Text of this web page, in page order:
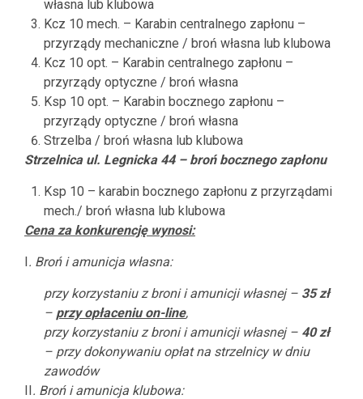
własna lub klubowa
Kcz 10 mech. – Karabin centralnego zapłonu –
przyrządy mechaniczne / broń własna lub klubowa
Kcz 10 opt. – Karabin centralnego zapłonu –
przyrządy optyczne / broń własna
Ksp 10 opt. – Karabin bocznego zapłonu –
przyrządy optyczne / broń własna
Strzelba / broń własna lub klubowa
Strzelnica ul. Legnicka 44 – broń bocznego zapłonu
Ksp 10 – karabin bocznego zapłonu z przyrządami
mech./ broń własna lub klubowa
Cena za konkurencję wynosi:
I. Broń i amunicja własna:
przy korzystaniu z broni i amunicji własnej – 35 zł
– przy opłaceniu on-line,
przy korzystaniu z broni i amunicji własnej – 40 zł
– przy dokonywaniu opłat na strzelnicy w dniu
zawodów
II. Broń i amunicja klubowa: